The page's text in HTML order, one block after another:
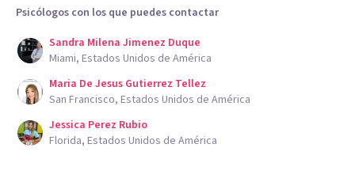
Psicólogos con los que puedes contactar
Sandra Milena Jimenez Duque
Miami, Estados Unidos de América
Maria De Jesus Gutierrez Tellez
San Francisco, Estados Unidos de América
Jessica Perez Rubio
Florida, Estados Unidos de América